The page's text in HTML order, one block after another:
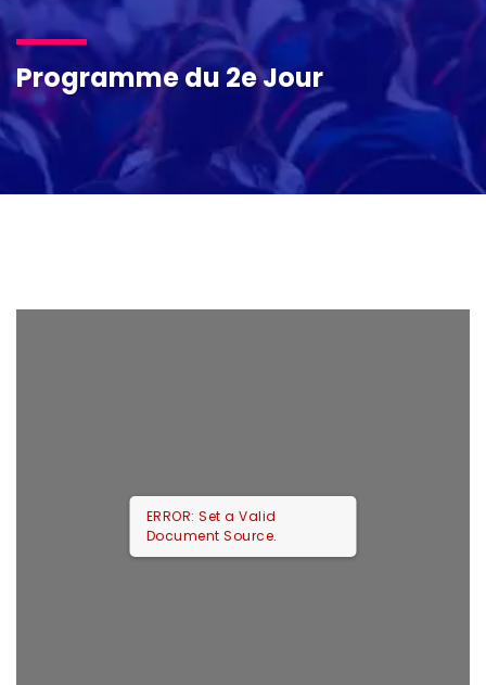
Programme du 2e Jour
ERROR: Set a Valid
Document Source.